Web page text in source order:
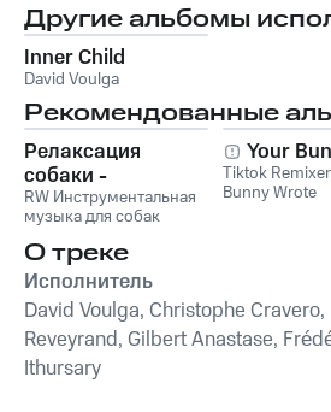
Другие альбомы
Inner Child
David Voulga
Рекомендованные
Релаксация
собаки -
Расслабляющая
музыка для собак,
успокаивающие и
успокаивающие
звуки для
животных,
антистрессовая
терапия,
RW Инструментальная
музыка для собак
Your
Tiktok Remixer
Bunny Wrote
О треке
Исполнитель
David Voulga, Christophe Cravero,
Reveyrand, Gilbert Anastase,
Ithursary